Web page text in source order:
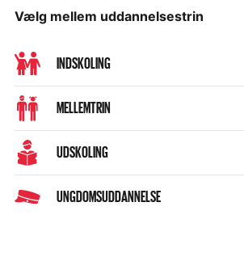
Vælg mellem uddannelsestrin
INDSKOLING
MELLEMTRIN
UDSKOLING
UNGDOMSUDDANNELSE